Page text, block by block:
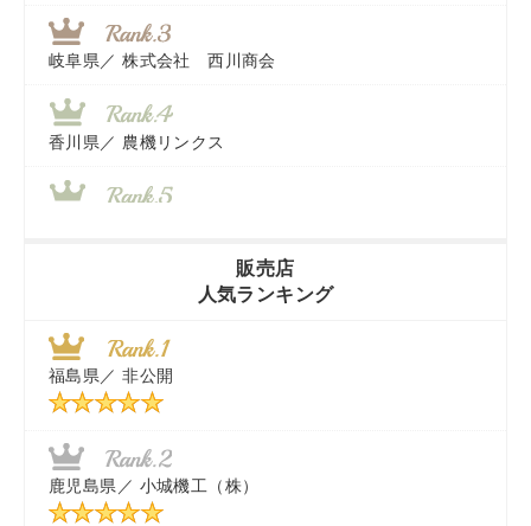
岐阜県／ 株式会社 西川商会
香川県／ 農機リンクス
近江商事合同会社：「茨城中古農建機販売」
千葉県／ 株式会社テクノ・タカ
福岡県／株式会社カドワキ機械（旧ナカガワ農機商会）
販売店
人気ランキング
福島県／ 非公開
鹿児島県／ 小城機工（株）